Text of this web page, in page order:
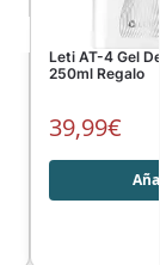
Leti AT-4 Gel
250ml Regalo
39,99€